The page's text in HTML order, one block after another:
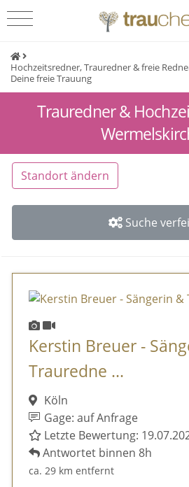
Hochzeitsredner, Trauredner & freie
Deine freie Trauung
Trauredner &
Standort ändern
Suche
Kerstin Breuer -
Trauredne ...
Köln
Gage: auf Anfrage
Letzte Bewertung:
Antwortet binnen 8h
ca. 29 km entfernt